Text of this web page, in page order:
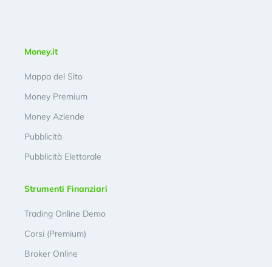
Money.it
Mappa del Sito
Money Premium
Money Aziende
Pubblicità
Pubblicità Elettorale
Strumenti Finanziari
Trading Online Demo
Corsi (Premium)
Broker Online